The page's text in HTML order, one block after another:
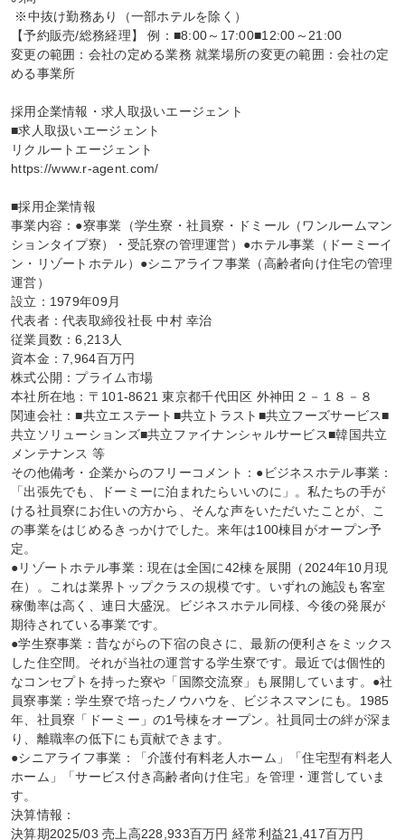
【予約販売/総務経理】 例：■8:00～17:00■12:00～21:00
変更の範囲：会社の定める業務 就業場所の変更の範囲：会社の定
める事業所
採用企業情報・求人取扱いエージェント
■求人取扱いエージェント
リクルートエージェント
https://www.r-agent.com/
■採用企業情報
事業内容：●寮事業（学生寮・社員寮・ドミール（ワンルームマン
ションタイプ寮）・受託寮の管理運営）●ホテル事業（ドーミーイ
ン・リゾートホテル）●シニアライフ事業（高齢者向け住宅の管理
運営）
設立：1979年09月
代表者：代表取締役社長 中村 幸治
従業員数：6,213人
資本金：7,964百万円
株式公開：プライム市場
本社所在地：〒101-8621 東京都千代田区 外神田２－１８－８
関連会社：■共立エステート■共立トラスト■共立フーズサービス■
共立ソリューションズ■共立ファイナンシャルサービス■韓国共立
メンテナンス 等
その他備考・企業からのフリーコメント：●ビジネスホテル事業：
「出張先でも、ドーミーに泊まれたらいいのに」。私たちの手が
ける社員寮にお住いの方から、そんな声をいただいたことが、こ
の事業をはじめるきっかけでした。来年は100棟目がオープン予
定。
●リゾートホテル事業：現在は全国に42棟を展開（2024年10月現
在）。これは業界トップクラスの規模です。いずれの施設も客室
稼働率は高く、連日大盛況。ビジネスホテル同様、今後の発展が
期待されている事業です。
●学生寮事業：昔ながらの下宿の良さに、最新の便利さをミックス
した住空間。それが当社の運営する学生寮です。最近では個性的
なコンセプトを持った寮や「国際交流寮」も展開しています。●社
員寮事業：学生寮で培ったノウハウを、ビジネスマンにも。1985
年、社員寮「ドーミー」の1号棟をオープン。社員同士の絆が深ま
り、離職率の低下にも貢献できます。
●シニアライフ事業：「介護付有料老人ホーム」「住宅型有料老人
ホーム」「サービス付き高齢者向け住宅」を管理・運営していま
す。
決算情報：
決算期2025/03 売上高228,933百万円 経常利益21,417百万円